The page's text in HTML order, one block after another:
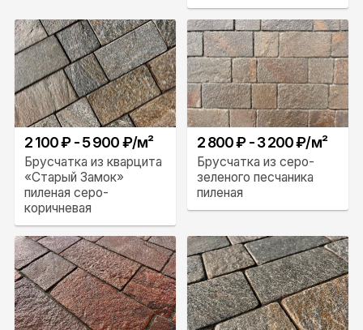
2 100 ₽ - 5 900 ₽/м²
Брусчатка из кварцита
«Старый Замок»
пиленая серо-
коричневая
2 800 ₽ - 3 200 ₽/м²
Брусчатка из серо-
зеленого песчаника
пиленая